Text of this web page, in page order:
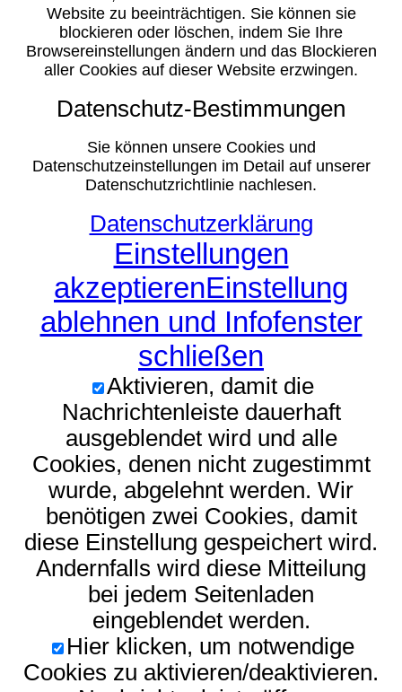
Website zu beeinträchtigen. Sie können sie
blockieren oder löschen, indem Sie Ihre
Browsereinstellungen ändern und das Blockieren
aller Cookies auf dieser Website erzwingen.
Datenschutz-Bestimmungen
Sie können unsere Cookies und
Datenschutzeinstellungen im Detail auf unserer
Datenschutzrichtlinie nachlesen.
Datenschutzerklärung
Einstellungen
akzeptierenEinstellung
ablehnen und Infofenster
schließen
Aktivieren, damit die
Nachrichtenleiste dauerhaft
ausgeblendet wird und alle
Cookies, denen nicht zugestimmt
wurde, abgelehnt werden. Wir
benötigen zwei Cookies, damit
diese Einstellung gespeichert wird.
Andernfalls wird diese Mitteilung
bei jedem Seitenladen
eingeblendet werden.
Hier klicken, um notwendige
Cookies zu aktivieren/deaktivieren.